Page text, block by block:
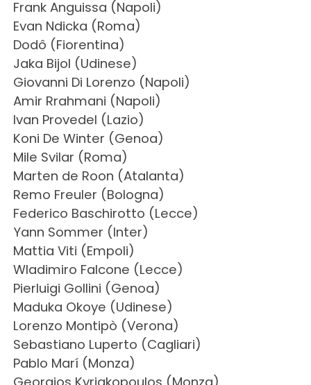
Frank Anguissa (Napoli)
Evan Ndicka (Roma)
Dodô (Fiorentina)
Jaka Bijol (Udinese)
Giovanni Di Lorenzo (Napoli)
Amir Rrahmani (Napoli)
Ivan Provedel (Lazio)
Koni De Winter (Genoa)
Mile Svilar (Roma)
Marten de Roon (Atalanta)
Remo Freuler (Bologna)
Federico Baschirotto (Lecce)
Yann Sommer (Inter)
Mattia Viti (Empoli)
Wladimiro Falcone (Lecce)
Pierluigi Gollini (Genoa)
Maduka Okoye (Udinese)
Lorenzo Montipò (Verona)
Sebastiano Luperto (Cagliari)
Pablo Marí (Monza)